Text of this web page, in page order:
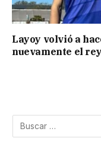
Layoy volvió a
nuevamente el